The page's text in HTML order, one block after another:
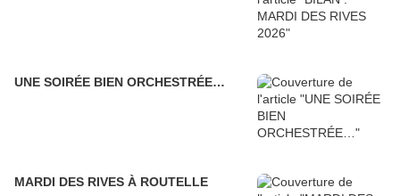
UNE SOIRÉE BIEN ORCHESTRÉE…
MARDI DES RIVES À ROUTELLE